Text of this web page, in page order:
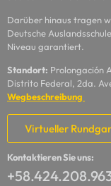
Darüber hinaus tragen
Deutsche
Niveau garantiert.
Standort: Prolongación
Distrito Federal, 2da.
Wegbeschreibung
Virtueller
Kontaktieren Sie uns: